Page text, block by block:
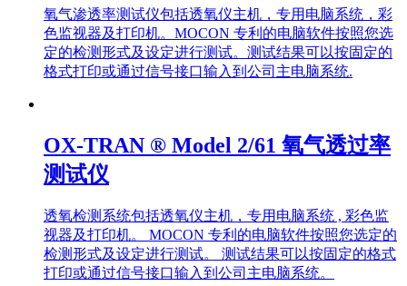
氧气渗透率测试仪包括透氧仪主机，专用电脑系统，彩
色监视器及打印机。MOCON 专利的电脑软件按照您选
定的检测形式及设定进行测试。测试结果可以按固定的
格式打印或通过信号接口输入到公司主电脑系统.
OX-TRAN ® Model 2/61 氧气透过率
测试仪
透氧检测系统包括透氧仪主机，专用电脑系统 , 彩色监
视器及打印机。 MOCON 专利的电脑软件按照您选定的
检测形式及设定进行测试。 测试结果可以按固定的格式
打印或通过信号接口输入到公司主电脑系统。